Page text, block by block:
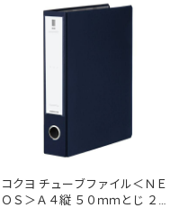
コクヨ チューブファイル＜ＮＥ
ＯＳ＞Ａ４縦 ５０ｍｍとじ ２穴